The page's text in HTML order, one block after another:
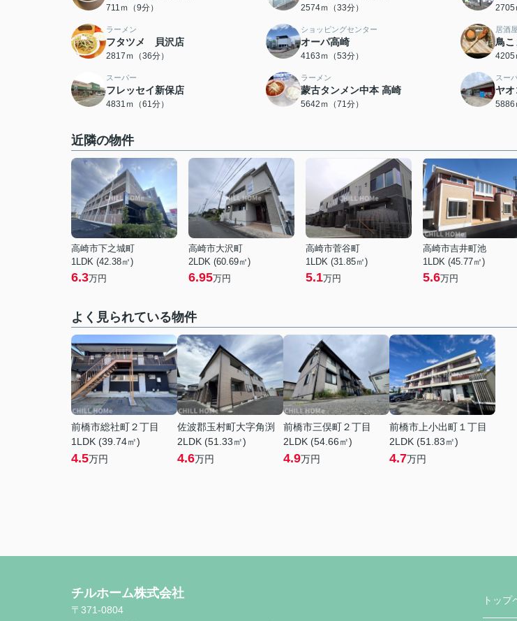
711ｍ（9分） 2574ｍ（33分） 2705
ラーメン
フタツメ 貝沢店
2817ｍ（36分）
ショッピングセンター
オーパ高崎
4163ｍ（53分）
居酒屋
鳥
4205
スーパー
フレッセイ新保店
4831ｍ（61分）
ラーメン
蒙古タンメン中本 高崎
5642ｍ（71分）
スー
ヤ
5886
近隣の物件
高崎市下之城町
1LDK (42.38㎡)
6.3万円
高崎市大沢町
2LDK (60.69㎡)
6.95万円
高崎市菅谷町
1LDK (31.85㎡)
5.1万円
高崎市吉井町池
1LDK (45.77㎡)
5.6万円
よく見られている物件
前橋市総社町２丁目
1LDK (39.74㎡)
4.5万円
佐波郡玉村町大字角渕
2LDK (51.33㎡)
4.6万円
前橋市三俣町２丁目
2LDK (54.66㎡)
4.9万円
前橋市上小出町１丁目
2LDK (51.83㎡)
4.7万円
チルホーム株式会社
〒371-0804
トップ